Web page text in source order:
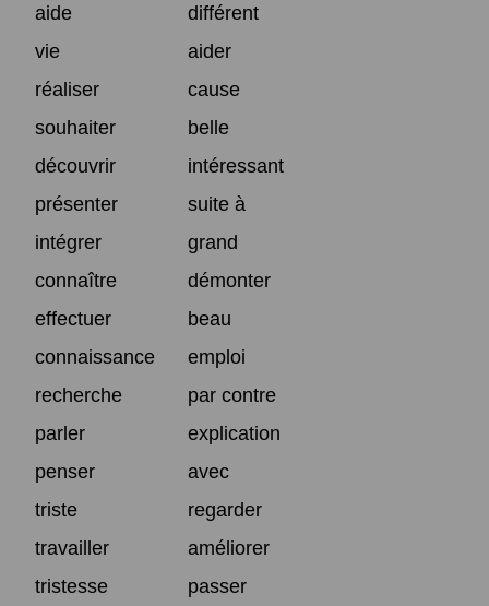
aide
différent
vie
aider
réaliser
cause
souhaiter
belle
découvrir
intéressant
présenter
suite à
intégrer
grand
connaître
démonter
effectuer
beau
connaissance
emploi
recherche
par contre
parler
explication
penser
avec
triste
regarder
travailler
améliorer
tristesse
passer